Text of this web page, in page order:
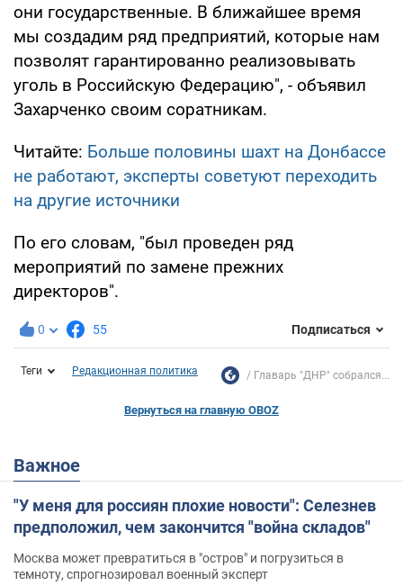
они государственные. В ближайшее время
мы создадим ряд предприятий, которые нам
позволят гарантированно реализовывать
уголь в Российскую Федерацию", - объявил
Захарченко своим соратникам.
Читайте: Больше половины шахт на Донбассе
не работают, эксперты советуют переходить
на другие источники
По его словам, "был проведен ряд
мероприятий по замене прежних
директоров".
0 55 Подписаться
Теги Редакционная политика Главарь "ДНР" собрался...
Вернуться на главную OBOZ
Важное
"У меня для россиян плохие новости": Селезнев
предположил, чем закончится "война складов"
Москва может превратиться в "остров" и погрузиться в
темноту, спрогнозировал военный эксперт